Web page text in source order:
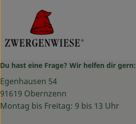
Du hast eine Frage? Wir helfen dir gern:
Egenhausen 54
91619 Obernzenn
Montag bis Freitag: 9 bis 13 Uhr